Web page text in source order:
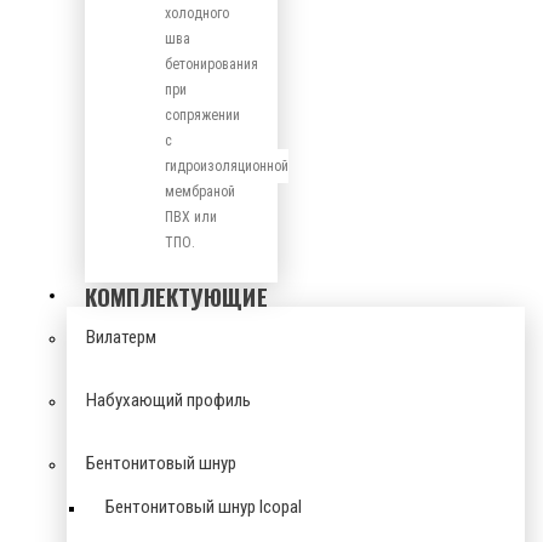
холодного
шва
бетонирования
при
сопряжении
с
гидроизоляционной
мембраной
ПВХ или
ТПО.
КОМПЛЕКТУЮЩИЕ
Вилатерм
Набухающий профиль
Бентонитовый шнур
Бентонитовый шнур Icopal